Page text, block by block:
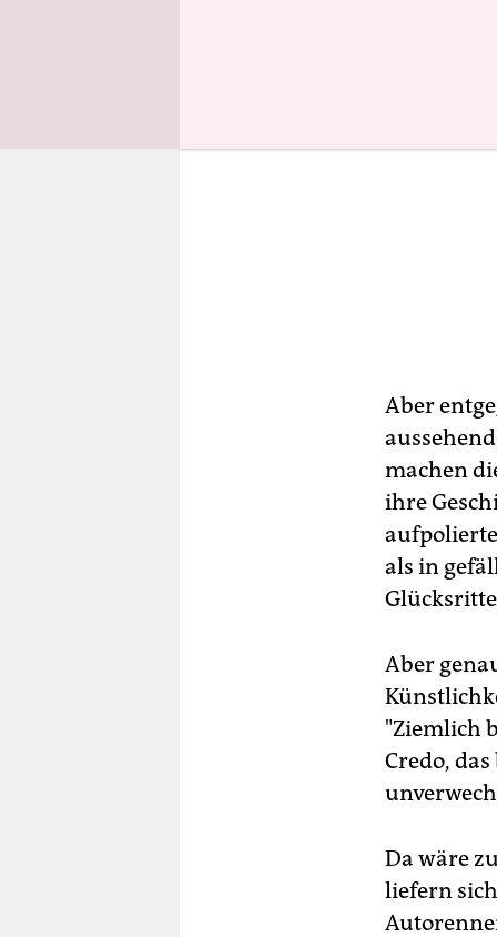
Aber
machen
ihre
als in
Aber
"Ziemlich
Credo,
Da wäre
liefern